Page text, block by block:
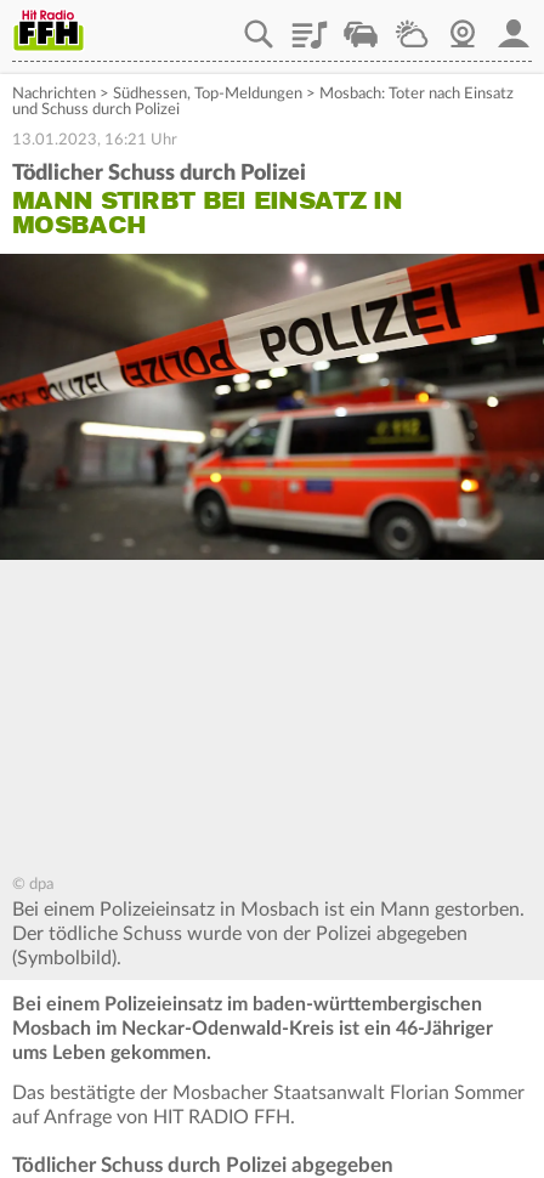
PlaylistStaupilotWetterWebcam
Nachrichten > Südhessen, Top-Meldungen > Mosbach: Toter nach Einsatz
und Schuss durch Polizei
13.01.2023, 16:21 Uhr
Tödlicher Schuss durch Polizei
MANN STIRBT BEI EINSATZ IN
MOSBACH
© dpa
Bei einem Polizeieinsatz in Mosbach ist ein Mann gestorben.
Der tödliche Schuss wurde von der Polizei abgegeben
(Symbolbild).
Bei einem Polizeieinsatz im baden-württembergischen
Mosbach im Neckar-Odenwald-Kreis ist ein 46-Jähriger
ums Leben gekommen.
Das bestätigte der Mosbacher Staatsanwalt Florian Sommer
auf Anfrage von HIT RADIO FFH.
Tödlicher Schuss durch Polizei abgegeben